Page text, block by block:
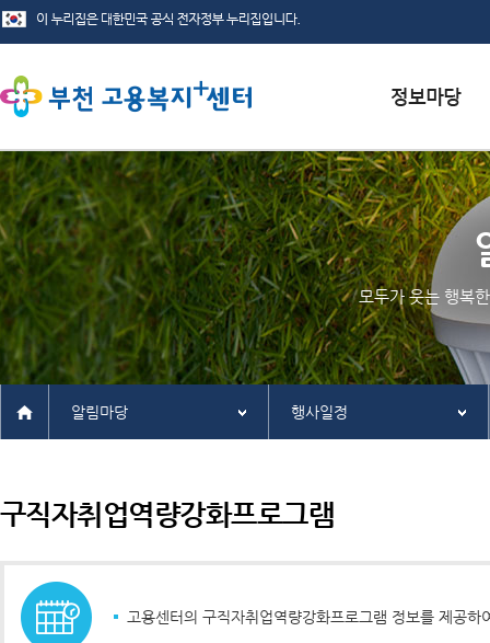
서식자료실
채용정보
인재정보
관련사이트
모두가 웃는 행복
알림마당 행사일정
구직자취업역량강화프로그램
고용센터의 구직자취업역량강화프로그램 정보를 제공